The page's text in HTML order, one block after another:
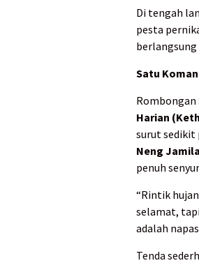
Di tengah
pesta
berlangsung
Satu
Rombongan
Harian
surut sedikit
Neng
penuh
“Rintik
selamat,
adalah
Tenda